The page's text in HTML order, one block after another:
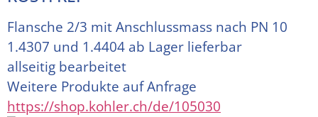
Flansche 2/3 mit Anschlussmass nach PN 10
1.4307 und 1.4404 ab Lager lieferbar
allseitig bearbeitet
Weitere Produkte auf Anfrage
https://shop.kohler.ch/de/105030